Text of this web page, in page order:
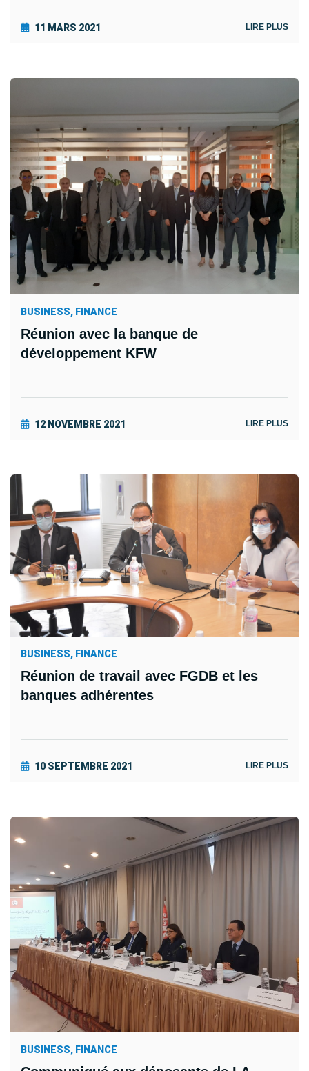
11 MARS 2021 LIRE PLUS
BUSINESS, FINANCE
Réunion avec la banque de
développement KFW
12 NOVEMBRE 2021 LIRE PLUS
BUSINESS, FINANCE
Réunion de travail avec FGDB et les
banques adhérentes
10 SEPTEMBRE 2021 LIRE PLUS
BUSINESS, FINANCE